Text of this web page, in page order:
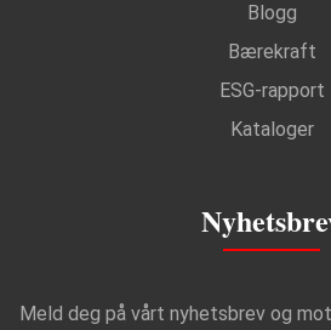
Blogg
Bærekraft
ESG-rapport
Kataloger
Meld deg på vårt nyhetsbrev og